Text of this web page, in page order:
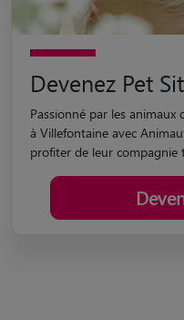
Devenez Pet
Passionné par les
à Villefontaine avec
profiter de leur compagnie